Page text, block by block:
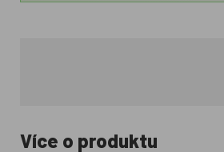
Více o produktu